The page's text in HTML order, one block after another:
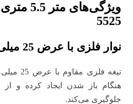
5525
نوار فلزی با عرض 25 میلی‌متر
تیغه
هنگام باز شدن ایجاد کرده و از
جلوگیری می‌کند.